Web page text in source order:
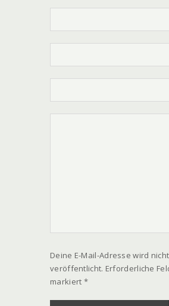
Deine E-Mail-Adresse wird nicht
veröffentlicht. Erforderliche
markiert *